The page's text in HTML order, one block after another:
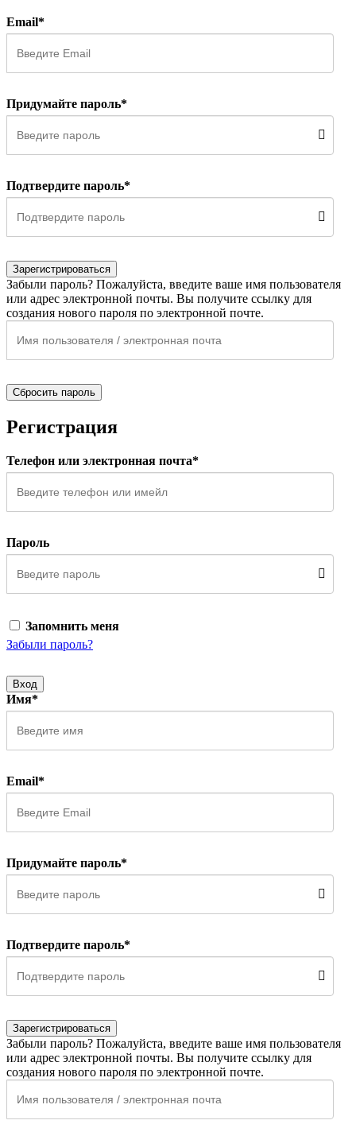
Email*
Придумайте пароль*
Подтвердите пароль*
Зарегистрироваться
Забыли пароль? Пожалуйста, введите ваше имя пользователя
или адрес электронной почты. Вы получите ссылку для
создания нового пароля по электронной почте.
Сбросить пароль
Регистрация
Телефон или электронная почта*
Пароль
Запомнить меня
Забыли пароль?
Вход
Имя*
Email*
Придумайте пароль*
Подтвердите пароль*
Зарегистрироваться
Забыли пароль? Пожалуйста, введите ваше имя пользователя
или адрес электронной почты. Вы получите ссылку для
создания нового пароля по электронной почте.